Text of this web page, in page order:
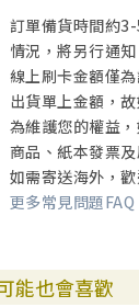
九、德國華人查
十、德國華人基
四部分 誰主浮沉
錄
錄一：靈修篇——
錄二：研讀．心路
經翻譯的目的
現代釋經：神學
訂單備貨時間約
情況，將另行通
線上刷卡金額僅
出貨單上金額，
為維護您的權益
商品、紙本發票
如需寄送海外，
更多常見問題FAQ
能也會喜歡